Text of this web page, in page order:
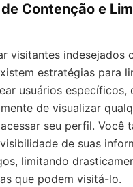
Contenção e
visitantes indesejados
estratégias para
usuários específicos,
de visualizar
seu perfil. Você
de suas
limitando
que podem visitá-lo.